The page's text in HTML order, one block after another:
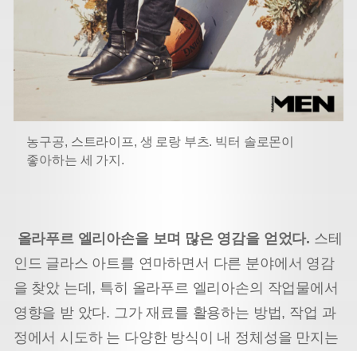
농구공, 스트라이프, 생 로랑 부츠. 빅터 솔로몬이
좋아하는 세 가지.
올라푸르 엘리아손을 보며 많은 영감을 얻었다. 스테
인드 글라스 아트를 연마하면서 다른 분야에서 영감
을 찾았 는데, 특히 올라푸르 엘리아손의 작업물에서
영향을 받 았다. 그가 재료를 활용하는 방법, 작업 과
정에서 시도하 는 다양한 방식이 내 정체성을 만지는